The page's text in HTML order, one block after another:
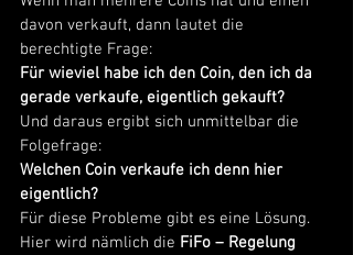
davon verkauft, dann lautet die
berechtigte Frage:
Für wieviel habe ich den Coin, den ich da
gerade verkaufe, eigentlich gekauft?
Und daraus ergibt sich unmittelbar die
Folgefrage:
Welchen Coin verkaufe ich denn hier
eigentlich?
Für diese Probleme gibt es eine Lösung.
Hier wird nämlich die FiFo – Regelung